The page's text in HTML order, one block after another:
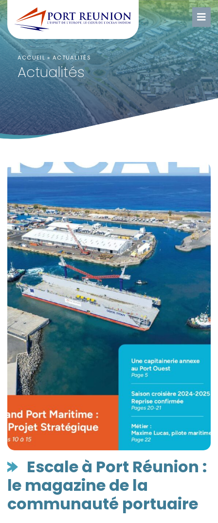
ACCUEIL » ACTUALITÉS
Actualités
Escale à Port Réunion :
le magazine de la
communauté portuaire